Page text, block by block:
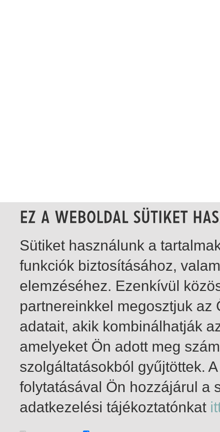
1-8 / total 8 hit
Sütiket használunk a
funkciók biztosításához,
elemzéséhez. Ezenkívül
partnereinkkel megosztjuk
adatait, akik kombinálhatják
amelyeket Ön adott meg
szolgáltatásokból gyűjtöttek.
folytatásával Ön hozzájárul a
adatkezelési tájékoztatónkat